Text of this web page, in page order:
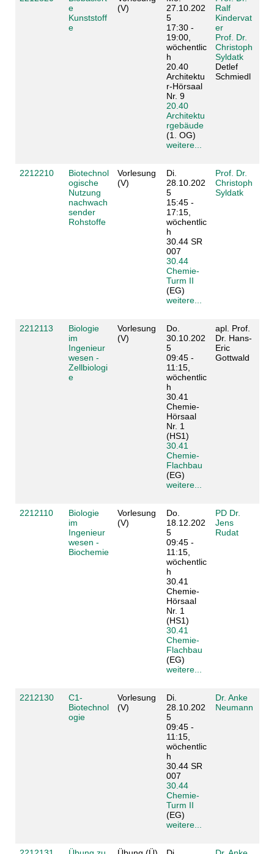
e
Kunststoff
e
(V)
27.10.202
5
17:30 -
19:00,
wöchentlic
h
20.40
Architektu
r-Hörsaal
Nr. 9
20.40
Architektu
rgebäude
(1. OG)
weitere...
Ralf
Kindervat
er
Prof. Dr.
Christoph
Syldatk
Detlef
Schmiedl
2212210
Biotechnol
ogische
Nutzung
nachwach
sender
Rohstoffe
Vorlesung
(V)
Di.
28.10.202
5
15:45 -
17:15,
wöchentlic
h
30.44 SR
007
30.44
Chemie-
Turm II
(EG)
weitere...
Prof. Dr.
Christoph
Syldatk
2212113
Biologie
im
Ingenieur
wesen -
Zellbiologi
e
Vorlesung
(V)
Do.
30.10.202
5
09:45 -
11:15,
wöchentlic
h
30.41
Chemie-
Hörsaal
Nr. 1
(HS1)
30.41
Chemie-
Flachbau
(EG)
weitere...
apl. Prof.
Dr. Hans-
Eric
Gottwald
2212110
Biologie
im
Ingenieur
wesen -
Biochemie
Vorlesung
(V)
Do.
18.12.202
5
09:45 -
11:15,
wöchentlic
h
30.41
Chemie-
Hörsaal
Nr. 1
(HS1)
30.41
Chemie-
Flachbau
(EG)
weitere...
PD Dr.
Jens
Rudat
2212130
C1-
Biotechnol
ogie
Vorlesung
(V)
Di.
28.10.202
5
09:45 -
11:15,
wöchentlic
h
30.44 SR
007
30.44
Chemie-
Turm II
(EG)
weitere...
Dr. Anke
Neumann